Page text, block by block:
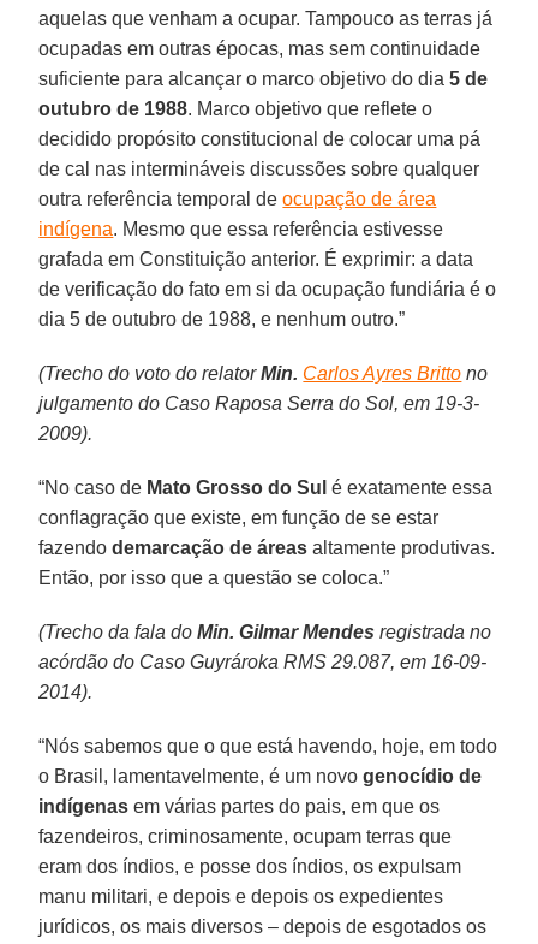
aquelas que venham a ocupar. Tampouco as terras já
ocupadas em outras épocas, mas sem continuidade
suficiente para alcançar o marco objetivo do dia 5 de
outubro de 1988. Marco objetivo que reflete o
decidido propósito constitucional de colocar uma pá
de cal nas intermináveis discussões sobre qualquer
outra referência temporal deocupação de área
indígena. Mesmo que essa referência estivesse
grafada em Constituição anterior. É exprimir: a data
de verificação do fato em si da ocupação fundiária é o
dia 5 de outubro de 1988, e nenhum outro.”
(Trecho do voto do relatorMin. Carlos Ayres Britto no
julgamento do Caso Raposa Serra do Sol, em 19-3-
2009).
“No caso de Mato Grosso do Sul é exatamente essa
conflagração que existe, em função de se estar
fazendodemarcação de áreas altamente produtivas.
Então, por isso que a questão se coloca.”
(Trecho da fala doMin. Gilmar Mendes registrada no
acórdão do Caso Guyrároka RMS 29.087, em 16-09-
2014).
“Nós sabemos que o que está havendo, hoje, em todo
o Brasil, lamentavelmente, é um novogenocídio de
indígenas em várias partes do pais, em que os
fazendeiros, criminosamente, ocupam terras que
eram dos índios, e posse dos índios, os expulsam
manu militari, e depois e depois os expedientes
jurídicos, os mais diversos – depois de esgotados os